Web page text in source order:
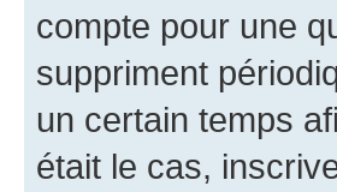
compte pour une
suppriment
un certain temps
était le cas,